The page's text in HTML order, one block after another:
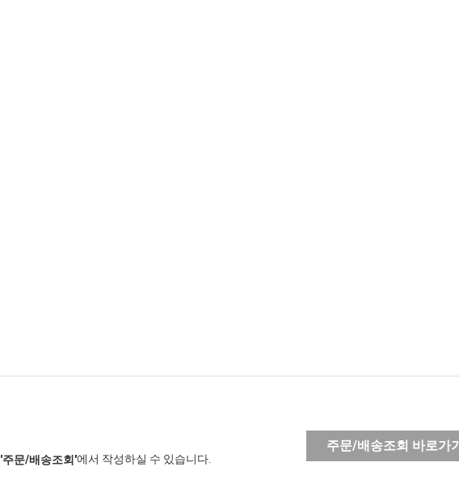
'주문/배송조회'에서 작성하실 수 있습니다.
주문/배송조회 바로가기